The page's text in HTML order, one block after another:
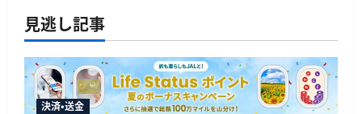
見逃し記事
決済・送金